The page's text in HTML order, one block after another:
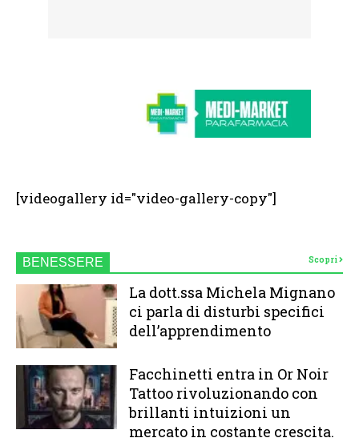
[videogallery id="video-gallery-copy"]
BENESSERE Scopri
La dott.ssa Michela Mignano
ci parla di disturbi specifici
dell’apprendimento
Facchinetti entra in Or Noir
Tattoo rivoluzionando con
brillanti intuizioni un
mercato in costante crescita.